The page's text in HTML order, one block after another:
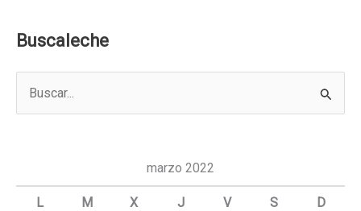
Buscaleche
a
marzo 2022
L M X J V S D